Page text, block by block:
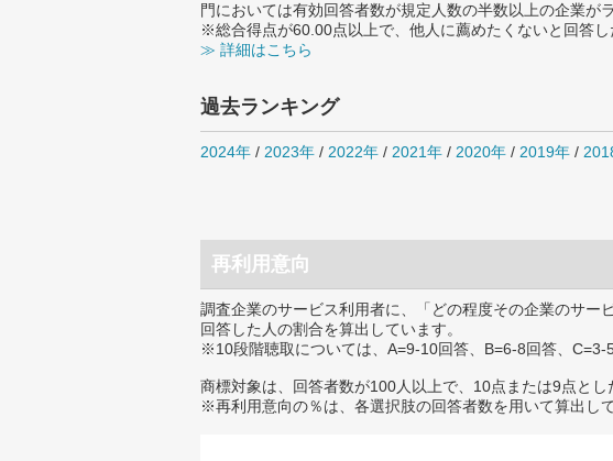
門においては有効回答者数が規定人数の半数以上の企業が
※総合得点が60.00点以上で、他人に薦めたくないと回答
≫ 詳細はこちら
過去ランキング
2024年 / 2023年 / 2022年 / 2021年 / 2020年 / 2019年 /
再利用意向
調査企業のサービス利用者に、「どの程度その企業のサ
回答した人の割合を算出しています。
※10段階聴取については、A=9-10回答、B=6-8回答、C=3-
商標対象は、回答者数が100人以上で、10点または9点とし
※再利用意向の％は、各選択肢の回答者数を用いて算出して